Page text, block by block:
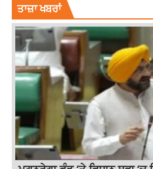
ਤਾਜ਼ਾ ਖਬਰਾਂ